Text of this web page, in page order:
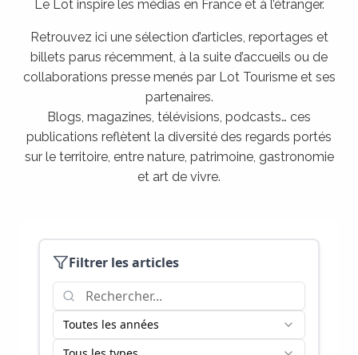
Le Lot inspire les médias en France et à l’étranger.
Retrouvez ici une sélection d’articles, reportages et
billets parus récemment, à la suite d’accueils ou de
collaborations presse menés par Lot Tourisme et ses
partenaires.
Blogs, magazines, télévisions, podcasts… ces
publications reflètent la diversité des regards portés
sur le territoire, entre nature, patrimoine, gastronomie
et art de vivre.